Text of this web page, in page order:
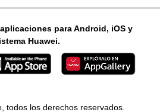
para Android, iOS y
Huawei.
todos los derechos reservados.